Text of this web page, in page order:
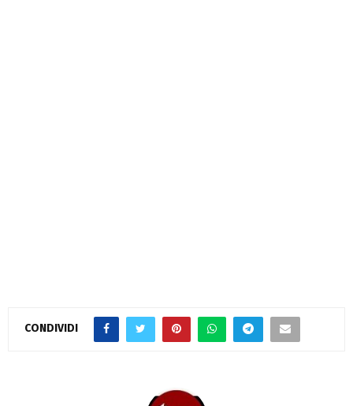
CONDIVIDI